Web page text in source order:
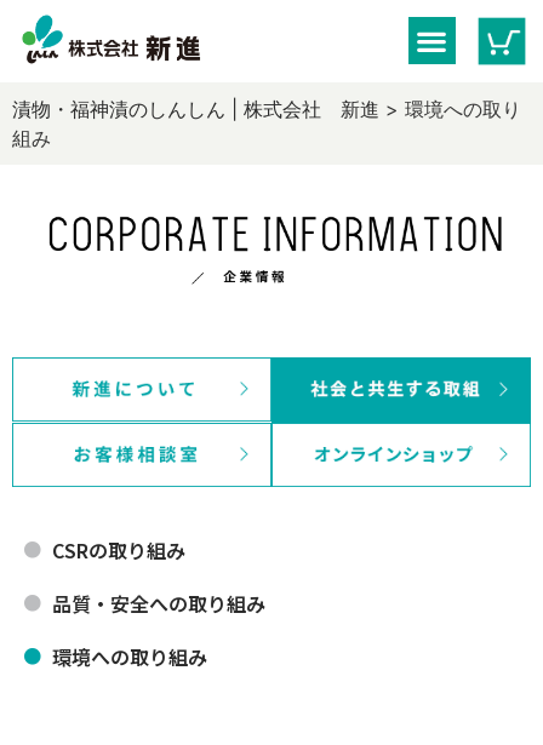
漬物・福神漬のしんしん | 株式会社 新進 > 環境への取り
組み
CSRの取り組み
品質・安全への取り組み
環境への取り組み